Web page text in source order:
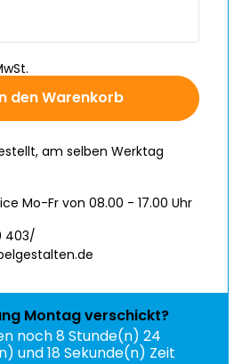
den Warenkorb
am selben Werktag
Mo-Fr von 08.00 - 17.00 Uhr
403/
Montagverschickt?
noch8 Stunde(n) 24
und 18 Sekunde(n) Zeit